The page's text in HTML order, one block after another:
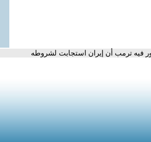
فيه ترمب أن إيران استجابت لشروطه